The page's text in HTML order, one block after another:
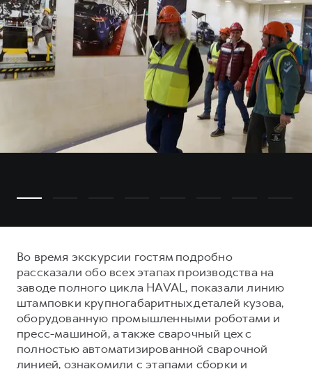
Во время экскурсии гостям подробно
рассказали обо всех этапах производства на
заводе полного цикла HAVAL, показали линию
штамповки крупногабаритных деталей кузова,
оборудованную промышленными роботами и
пресс-машиной, а также сварочный цех с
полностью автоматизированной сварочной
линией, ознакомили с этапами сборки и